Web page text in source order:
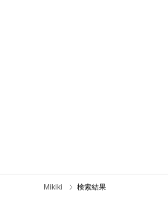
Mikiki 検索結果